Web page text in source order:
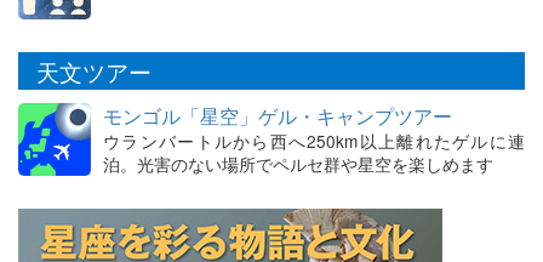
天文ツアー
モンゴル「星空」ゲル・キャンプツアー
ウランバートルから西へ250km以上離れたゲルに連
泊。光害のない場所でペルセ群や星空を楽しめます